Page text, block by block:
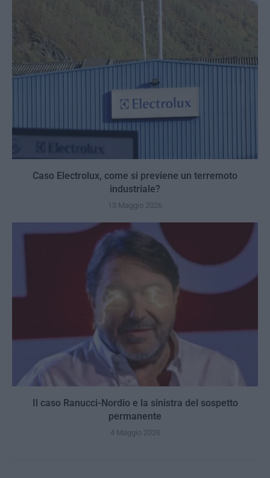
Caso Electrolux, come si previene un terremoto
industriale?
13 Maggio 2026
Il caso Ranucci-Nordio e la sinistra del sospetto
permanente
4 Maggio 2026